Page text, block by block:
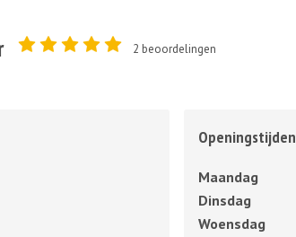
2 beoordelingen
Openingstijden
Maandag
Dinsdag
Woensdag